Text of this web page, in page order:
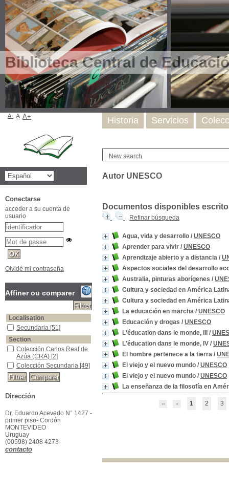
Biblioteca Central de
New search
Autor UNESCO
Documentos disponibles
Refinar búsqueda
Agua, vida y desarrollo / UNESCO
Aprender para vivir / UNESCO
Aprendizaje abierto y a distancia /
Aspectos sociales del desarrollo
Australia, pinturas aborígenes /
Cultura y sociedad en América
Cultura y sociedad en América
La educación en marcha / UNESCO
Educación y drogas / UNESCO
L'éducation dans le monde, III
/
L'éducation dans le monde, IV /
El hombre pertenece a la tierra /
El viejo y el nuevo mundo / UNESCO
El viejo y el nuevo mundo / UNESCO
La enseñanza de la filosofía en
1 2 3
Historia Servicios
A- A A+
Conectarse
acceder a su cuenta de
usuario
Olvidé mi contraseña
Affiner ou comparer
Localisation
Secundaria [51]
Section
Colección Carlos Real de
Azúa (CRA) [2]
Colección Secundaria [49]
Dirección
Dr. Eduardo Acevedo N° 1427 -
primer piso- Cordón
MONTEVIDEO
Uruguay
(00598) 2408 4273
contacto